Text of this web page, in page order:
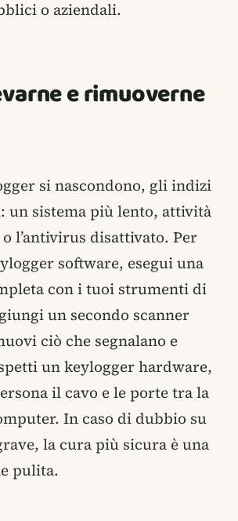
o aziendali.
e rimuoverne
si nascondono, gli indizi
un sistema più lento, attività
l’antivirus disattivato. Per
software, esegui una
con i tuoi strumenti di
un secondo scanner
ciò che segnalano e
un keylogger hardware,
il cavo e le porte tra la
In caso di dubbio su
la cura più sicura è una
pulita.